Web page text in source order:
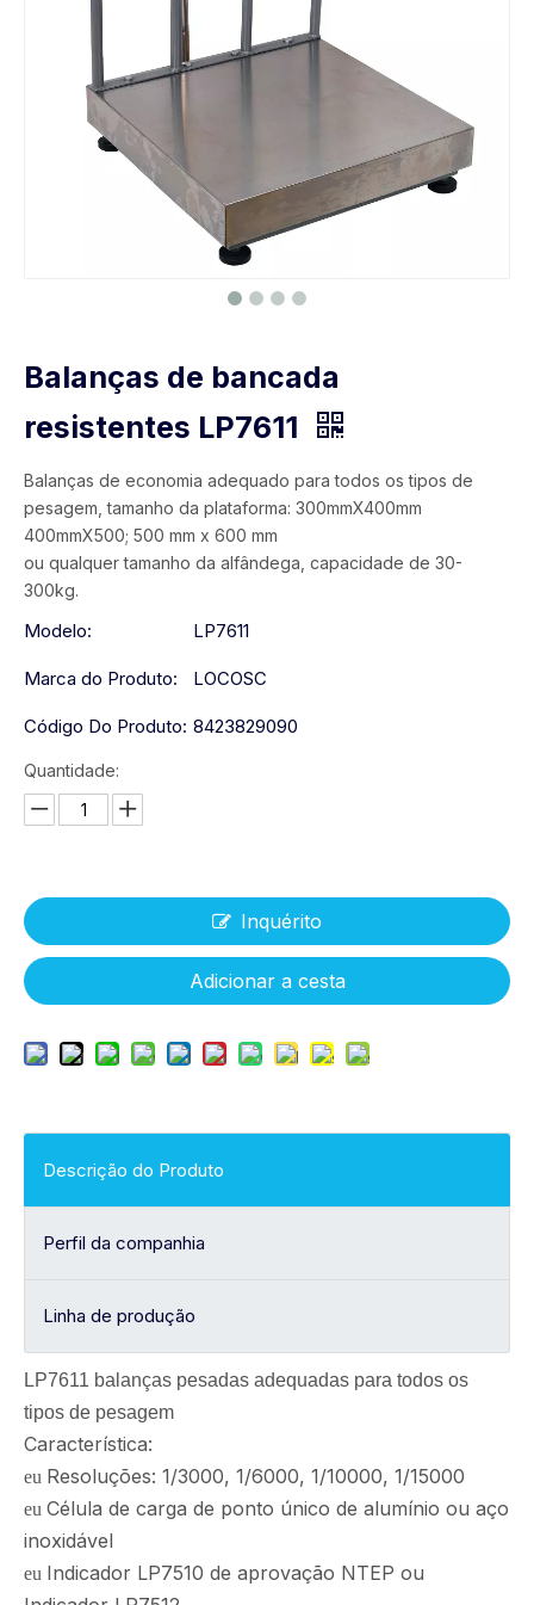
Balanças de bancada
resistentes LP7611
Balanças de economia adequado para todos os tipos de
pesagem, tamanho da plataforma: 300mmX400mm
400mmX500; 500 mm x 600 mm
ou qualquer tamanho da alfândega, capacidade de 30-
300kg.
Modelo: LP7611
Marca do Produto: LOCOSC
Código Do Produto: 8423829090
Quantidade:
Inquérito
Adicionar a cesta
Descrição do Produto
Perfil da companhia
Linha de produção
LP7611 balanças pesadas adequadas para todos os
tipos de pesagem
Característica:
eu Resoluções: 1/3000, 1/6000, 1/10000, 1/15000
eu Célula de carga de ponto único de alumínio ou aço
inoxidável
eu Indicador LP7510 de aprovação NTEP ou